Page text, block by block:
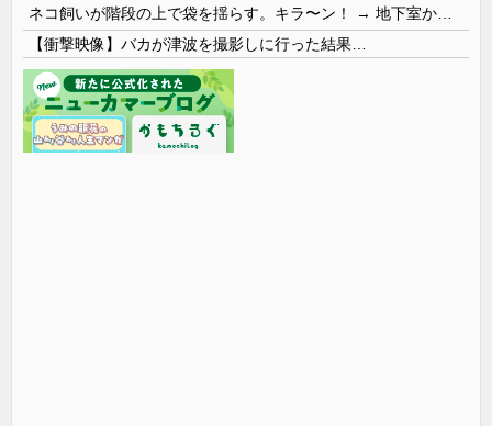
【衝撃映像】バカが津波を撮影しに行った結果…